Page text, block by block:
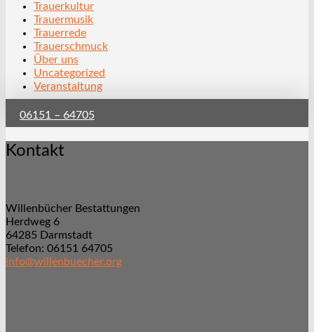
Trauerkultur
Trauermusik
Trauerrede
Trauerschmuck
Über uns
Uncategorized
Veranstaltung
06151 – 64705
Kontakt
Willenbücher Bestattungen
Herdweg 6
64285 Darmstadt
Telefon: 06151 64705
info@willenbuecher.org